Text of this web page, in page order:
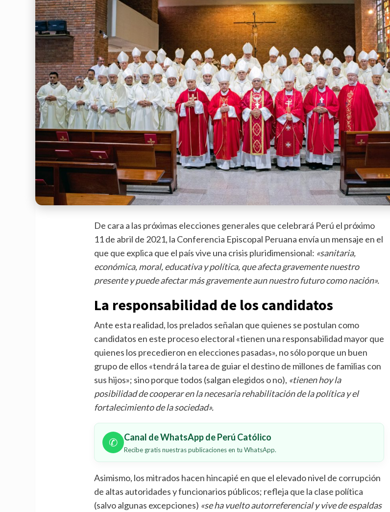
De cara a las próximas elecciones generales que celebrará Perú el próximo
11 de abril de 2021, la Conferencia Episcopal Peruana envía un mensaje en el
que que explica que el país vive una crisis pluridimensional: «sanitaria,
económica, moral, educativa y política, que afecta gravemente nuestro
presente y puede afectar más gravemente aun nuestro futuro como nación».
La responsabilidad de los candidatos
Ante esta realidad, los prelados señalan que quienes se postulan como
candidatos en este proceso electoral «tienen una responsabilidad mayor que
quienes los precedieron en elecciones pasadas», no sólo porque un buen
grupo de ellos «tendrá la tarea de guiar el destino de millones de familias con
sus hijos»; sino porque todos (salgan elegidos o no), «tienen hoy la
posibilidad de cooperar en la necesaria rehabilitación de la política y el
fortalecimiento de la sociedad».
✆ Canal de WhatsApp de Perú Católico
Recibe gratis nuestras publicaciones en tu WhatsApp.
Asimismo, los mitrados hacen hincapié en que el elevado nivel de corrupción
de altas autoridades y funcionarios públicos; refleja que la clase política
(salvo algunas excepciones) «se ha vuelto autorreferencial y vive de espaldas